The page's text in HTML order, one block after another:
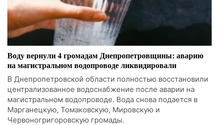
Воду вернули 4 громадам Днепропетровщины: аварию
на магистральном водопроводе ликвидировали
В Днепропетровской области полностью восстановили
централизованное водоснабжение после аварии на
магистральном водопроводе. Вода снова подается в
Марганецкую, Томаковскую, Мировскую и
Червоногригоровскую громады.